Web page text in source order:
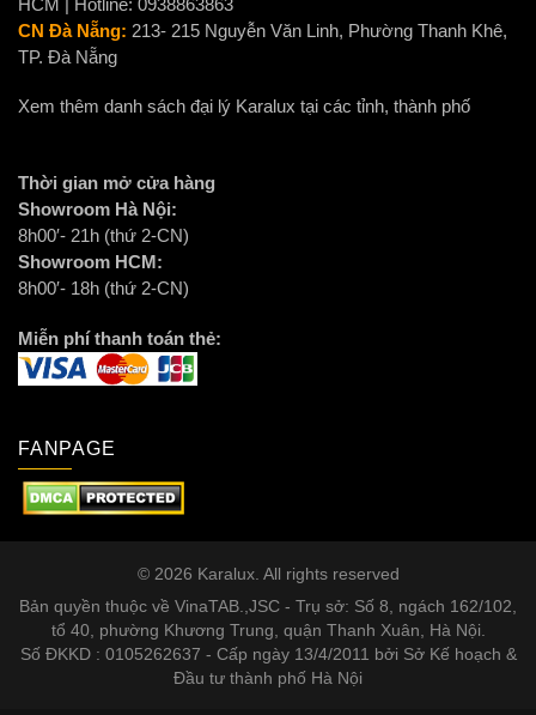
CN Đà Nẵng: 213- 215 Nguyễn Văn Linh, Phường Thanh Khê,
TP. Đà Nẵng
Xem thêm danh sách đại lý Karalux tại các tỉnh, thành phố
Thời gian mở cửa hàng
Showroom Hà Nội:
8h00′- 21h (thứ 2-CN)
Showroom HCM:
8h00′- 18h (thứ 2-CN)
Miễn phí thanh toán thẻ:
FANPAGE
© 2026 Karalux. All rights reserved
Bản quyền thuộc về VinaTAB.,JSC - Trụ sở: Số 8, ngách 162/102,
tổ 40, phường Khương Trung, quận Thanh Xuân, Hà Nội.
Số ĐKKD : 0105262637 - Cấp ngày 13/4/2011 bởi Sở Kế hoạch &
Đầu tư thành phố Hà Nội